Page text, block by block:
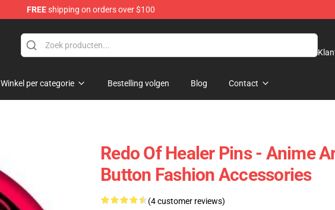
FREEshipping on orders over $100
Winkel per categorie Bestelling volgen Blog Contact
Redo Of Healer Pins - Anime
Button Fashion Accessories
(4 customer reviews)